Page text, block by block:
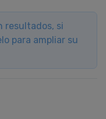
resultados, si
para ampliar su